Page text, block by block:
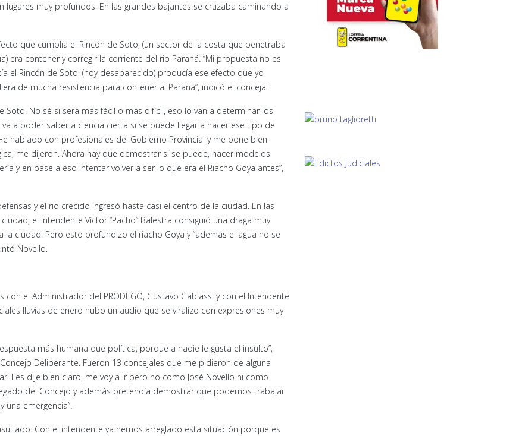
muy profundos. En las grandes bajantes se cruzaba caminando a
que cumplía el Rincón de Soto, (un sector de la costa que penetraba
era contener y corregir la corriente del rio Paraná. “Mi propuesta no es
el Rincón de Soto, (hoy desaparecido) producía ese efecto que yo
de mucha resistencia para contener al Paraná”, indicó el concejal.
No sé si será más fácil o más difícil, eso lo van a determinar los
a poder saber a ciencia cierta si se puede llegar a hacer ese tipo de
hablado con profesionales del Gobierno Provincial y me pone bien
me dijeron. Ahora hay que demostrar si se puede, hacer modelos
y en base a eso intentar volver a ser lo que era el Riacho Goya antes”,
y el rio crecido ingresó hasta casi el centro de la ciudad. En las
el Intendente Víctor “Pacho” Balestra consiguió una draga muy
ciudad. Pero esto profundizo el riacho Goya y “además el agua no se
Novello.
el Administrador del PRODEGO, Gustavo Gabiassi y con el Intendente
lluvias de enero hubo un audio que se viralizo con expresiones muy
más humana que política, porque a nadie le gusta el insulto”,
Deliberante. Fueron 13 concejales que me pidieron de alguna
Les dije bien claro, me voy a ir pero no como José Novello ni como
del Concejo y además pretendía demostrar que podemos trabajar
una emergencia”.
Con el intendente ya hemos arreglado esta situación porque es